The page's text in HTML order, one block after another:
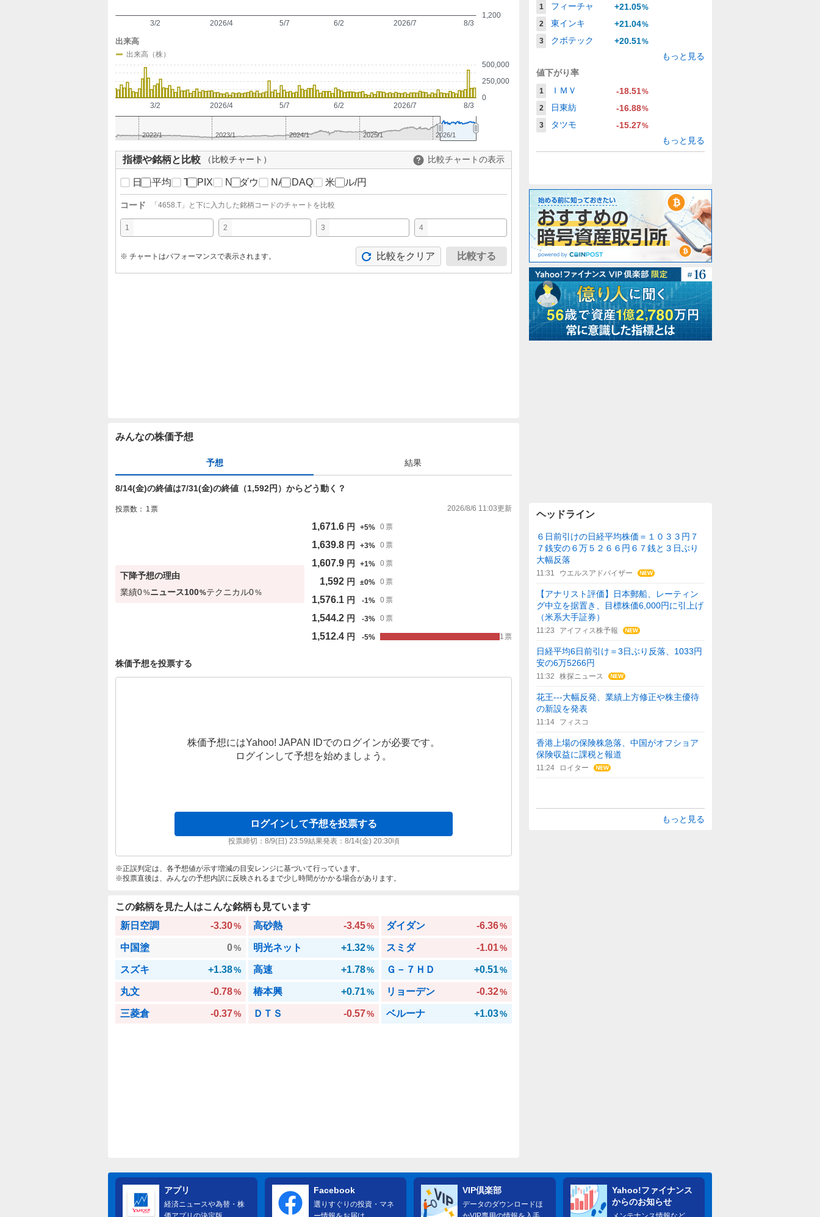
1,200
2026/4 2026/7
3/2 5/7 6/2 8/3
0
250,000
500,000
2026/4 2026/7
3/2 5/7 6/2 8/3
出来高
出来高（株）
2023/1 2025/1
2022/1 2024/1 2026/1
指標や銘柄と比較 （比較チャート） 比較チャートの表示
日経平均 TOPIX NYダウ NASDAQ 米ドル/円
コード 「 4658.T 」と下に入力した銘柄コードのチャートを比較
1 2 3 4
※ チャートはパフォーマンスで表示されます。 比較をクリア 比較する
みんなの株価予想
予想 結果
8/14(金)の終値は7/31(金)の終値（1,592円）からどう動く？
投票数： 1 票 2026/8/6 11:03更新
下降予想の理由
業績0%ニュース100%テクニカル0%
1,671.6 円 +5% 0 票
1,639.8 円 +3% 0 票
1,607.9 円 +1% 0 票
1,592 円 ±0% 0 票
1,576.1 円 -1% 0 票
1,544.2 円 -3% 0 票
1,512.4 円 -5% 1 票
株価予想を投票する
株価予想にはYahoo! JAPAN IDでのログインが必要です。
ログインして予想を始めましょう。
ログインして予想を投票する
投票締切： 8/9(日) 23:59結果発表： 8/14(金) 20:30頃
正誤判定は、各予想値が示す増減の目安レンジに基づいて行っています。
投票直後は、みんなの予想内訳に反映されるまで少し時間がかかる場合があります。
この銘柄を見た人はこんな銘柄も見ています
新日空調
-3.30% 高砂熱 -3.45% ダイダン -6.36%
中国塗 0% 明光ネット +1.32% スミダ -1.01%
スズキ +1.38% 高速 +1.78% Ｇ－７ＨＤ +0.51%
丸文 -0.78% 椿本興 +0.71% リョーデン -0.32%
三菱倉 -0.37% ＤＴＳ -0.57% ベルーナ +1.03%
1 フィーチャ +21.05%
2
東インキ +21.04%
3
クボテック +20.51%
もっと見る
値下がり率
1 ＩＭＶ -18.51%
2
日東紡 -16.88%
3
タツモ -15.27%
もっと見る
ヘッドライン
６日前引けの日経平均株価＝１０３３円７
７銭安の６万５２６６円６７銭と３日ぶり
大幅反落
11:31 ウエルスアドバイザー
【アナリスト評価】日本郵船、レーティン
グ中立を据置き、目標株価6,000円に引上げ
（米系大手証券）
11:23 アイフィス株予報
日経平均6日前引け＝3日ぶり反落、1033円
安の6万5266円
11:32 株探ニュース
花王---大幅反発、業績上方修正や株主優待
の新設を発表
11:14 フィスコ
香港上場の保険株急落、中国がオフショア
保険収益に課税と報道
11:24 ロイター
もっと見る
アプリ
経済ニュースや為替・株
Facebook
選りすぐりの投資・マネ
VIP倶楽部
データのダウンロードほ
Yahoo!ファイナンス
からのお知らせ